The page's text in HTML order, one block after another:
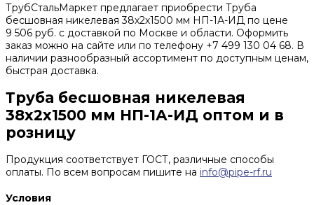
ТрубСтальМаркет предлагает приобрести Труба
бесшовная никелевая 38х2х1500 мм НП-1А-ИД по цене
9 506 руб. с доставкой по Москве и области. Оформить
заказ можно на сайте или по телефону +7 499 130 04 68. В
наличии разнообразный ассортимент по доступным ценам,
быстрая доставка.
Труба бесшовная никелевая
38х2х1500 мм НП-1А-ИД оптом и в
розницу
Продукция соответствует ГОСТ, различные способы
оплаты. По всем вопросам пишите на info@pipe-rf.ru
Условия